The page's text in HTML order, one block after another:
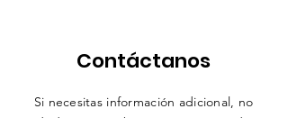
Contáctanos
Si necesitas información adicional, no